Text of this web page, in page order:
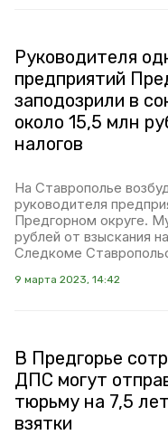
Руководителя
предприятий
заподозрили в
около 15,5 млн
налогов
На Ставрополье
руководителя
Предгорном округе.
рублей от взыскания
Следкоме
9 марта 2023, 14:42
В Предгорье
ДПС могут
тюрьму на 7,5
взятки